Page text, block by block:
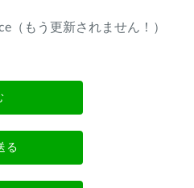
（もう更新されません！）
る